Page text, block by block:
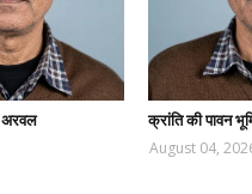
अरवल क्रांति की पावन
August 04,